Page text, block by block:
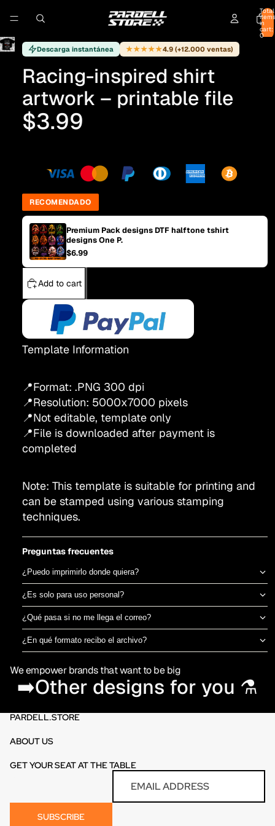
Total
items
in
cart:
0
Descarga instantánea ★★★★★4.9 (+12.000 ventas)
Racing-inspired shirt
artwork – printable file
$3.99
RECOMENDADO
Premium Pack designs DTF halftone tshirt
designs One P.
$6.99
Add to cart
Template Information
📍Format: .PNG 300 dpi
📍Resolution: 5000x7000 pixels
📍Not editable, template only
📍File is downloaded after payment is
completed
Note: This template is suitable for printing and
can be stamped using various stamping
techniques.
Preguntas frecuentes
¿Puedo imprimirlo donde quiera?
Sí, el archivo es tuyo para imprimir en el taller de DTF o sublimación
que prefieras. No estamos ligados a una imprenta específica.
¿Es solo para uso personal?
Puedes usarlo para camisetas propias o para vender productos
físicos ya impresos. No está permitido revender o redistribuir el
archivo digital en sí.
¿Qué pasa si no me llega el correo?
Revisa spam o promociones primero. Si aún así no aparece en 30
minutos, escríbenos por el chat de la tienda y te lo reenviamos al
¿En qué formato recibo el archivo?
directamente en DTF o sublimación.
We empower brands that want to be big
➡️Other designs for you ⚗️
PARDELL.STORE
ABOUT US
GET YOUR SEAT AT THE TABLE
SUBSCRIBE
Refund policy
Terms of service
Contact information